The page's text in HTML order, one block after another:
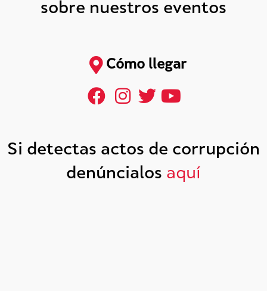
sobre nuestros eventos
Cómo llegar
Si detectas actos de corrupción
denúncialos aquí